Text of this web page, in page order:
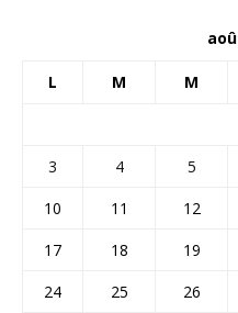
L M M
3
4 5
10
11 12
17
18 19
24
25 26